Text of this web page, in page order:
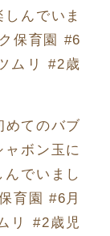
めてのバブ
ボン玉に
でいまし
育園 #6月
リ #2歳児